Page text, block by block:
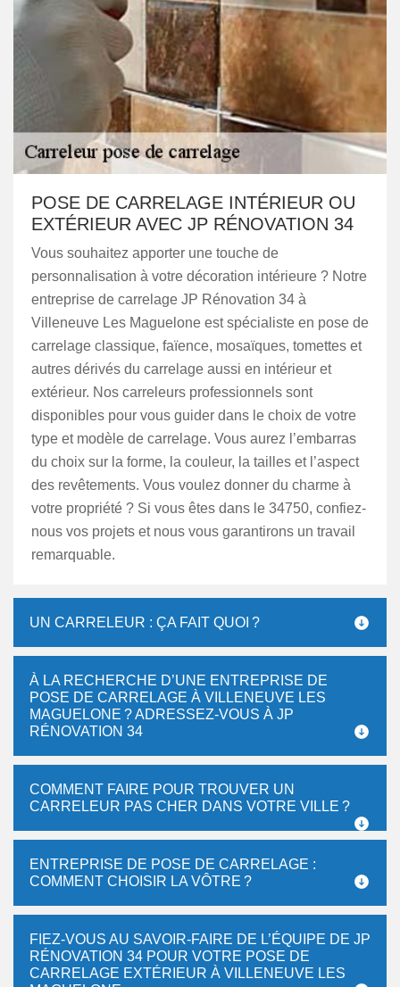
POSE DE CARRELAGE INTÉRIEUR OU
EXTÉRIEUR AVEC JP RÉNOVATION 34
Vous souhaitez apporter une touche de
personnalisation à votre décoration intérieure ? Notre
entreprise de carrelage JP Rénovation 34 à
Villeneuve Les Maguelone est spécialiste en pose de
carrelage classique, faïence, mosaïques, tomettes et
autres dérivés du carrelage aussi en intérieur et
extérieur. Nos carreleurs professionnels sont
disponibles pour vous guider dans le choix de votre
type et modèle de carrelage. Vous aurez l’embarras
du choix sur la forme, la couleur, la tailles et l’aspect
des revêtements. Vous voulez donner du charme à
votre propriété ? Si vous êtes dans le 34750, confiez-
nous vos projets et nous vous garantirons un travail
remarquable.
UN CARRELEUR : ÇA FAIT QUOI ?
À LA RECHERCHE D’UNE ENTREPRISE DE
POSE DE CARRELAGE À VILLENEUVE LES
MAGUELONE ? ADRESSEZ-VOUS À JP
RÉNOVATION 34
COMMENT FAIRE POUR TROUVER UN
CARRELEUR PAS CHER DANS VOTRE VILLE ?
ENTREPRISE DE POSE DE CARRELAGE :
COMMENT CHOISIR LA VÔTRE ?
FIEZ-VOUS AU SAVOIR-FAIRE DE L’ÉQUIPE DE JP
RÉNOVATION 34 POUR VOTRE POSE DE
CARRELAGE EXTÉRIEUR À VILLENEUVE LES